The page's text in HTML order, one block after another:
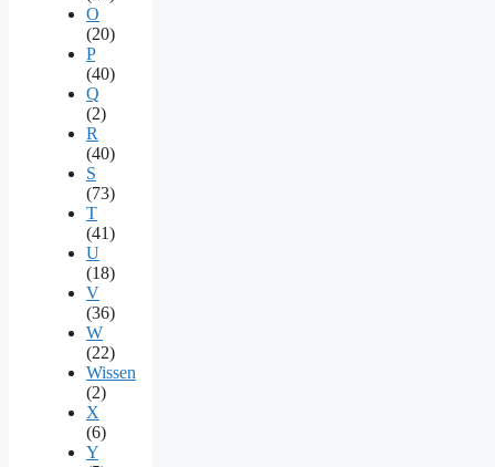
O
(20)
P
(40)
Q
(2)
R
(40)
S
(73)
T
(41)
U
(18)
V
(36)
W
(22)
Wissen
(2)
X
(6)
Y